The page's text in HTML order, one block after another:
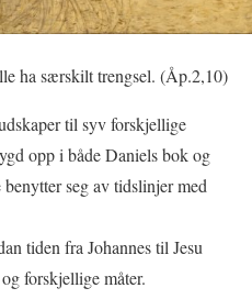
ha særskilt trengsel. (Åp.2,10)
til syv forskjellige
opp i både Daniels bok og
seg av tidslinjer med
tiden fra Johannes til Jesu
forskjellige måter.